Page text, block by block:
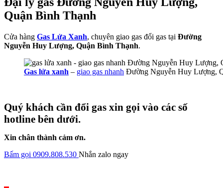
Quận Bình Thạnh
Cửa hàng Gas Lửa Xanh, chuyên giao gas đổi gas tại Đường
Nguyễn Huy Lượng, Quận Bình Thạnh.
Gas lửa xanh – giao gas nhanh Đường Nguyễn Huy Lượng,
Quý khách cần đổi gas xin gọi vào các số
hotline bên dưới.
Xin chân thành cảm ơn.
Bấm gọi 0909.808.530 Nhắn zalo ngay